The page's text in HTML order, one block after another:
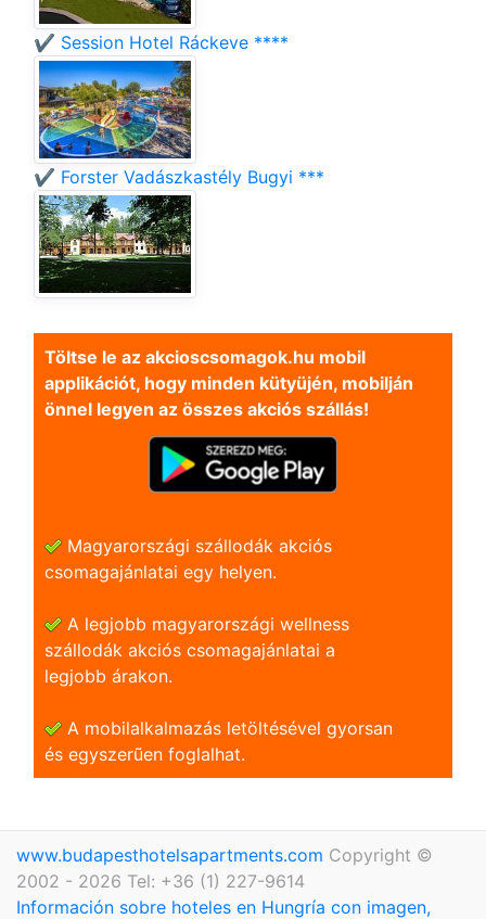
✔️ Session Hotel Ráckeve ****
✔️ Forster Vadászkastély Bugyi ***
Töltse le az akcioscsomagok.hu mobil
applikációt, hogy minden kütyüjén, mobilján
önnel legyen az összes akciós szállás!
Magyarországi szállodák akciós
csomagajánlatai egy helyen.
A legjobb magyarországi wellness
szállodák akciós csomagajánlatai a
legjobb árakon.
A mobilalkalmazás letöltésével gyorsan
és egyszerũen foglalhat.
www.budapesthotelsapartments.com Copyright ©
2002 - 2026 Tel: +36 (1) 227-9614
Información sobre hoteles en Hungría con imagen,